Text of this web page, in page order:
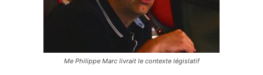
Me Philippe Marc livrait le contexte législatif